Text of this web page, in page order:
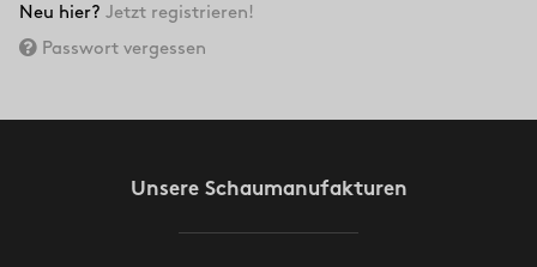
Neu hier? Jetzt registrieren!
Passwort vergessen
Unsere Schaumanufakturen